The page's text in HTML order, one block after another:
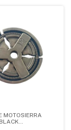
MOTOSIERRA